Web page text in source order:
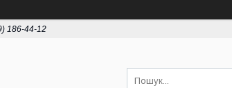
186-44-12